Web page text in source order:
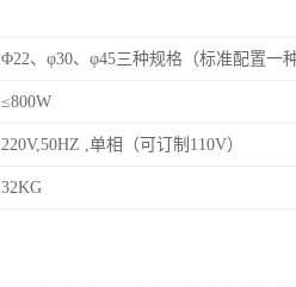
≤800W
220V,50HZ ,单相（可订制110V）
32KG